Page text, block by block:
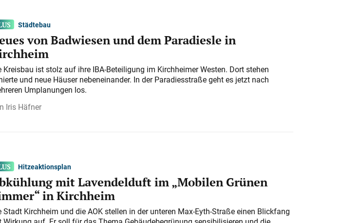
Städtebau
von Badwiesen und dem Paradiesle in
Kreisbau ist stolz auf ihre IBA-Beteiligung im Kirchheimer Westen. Dort stehen
und neue Häuser nebeneinander. In der Paradiesstraße geht es jetzt nach
Umplanungen los.
Iris Häfner
Hitzeaktionsplan
mit Lavendelduft im „Mobilen Grünen
in Kirchheim
Stadt Kirchheim und die AOK stellen in der unteren Max-Eyth-Straße einen Blickfang